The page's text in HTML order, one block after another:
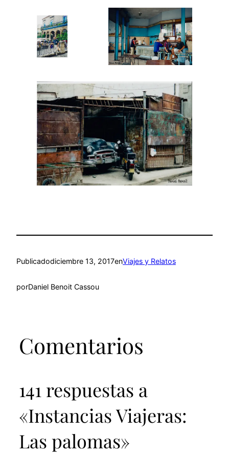
Publicadodiciembre 13, 2017enViajes y Relatos
porDaniel Benoit Cassou
Comentarios
141 respuestas a
«Instancias Viajeras:
Las palomas»